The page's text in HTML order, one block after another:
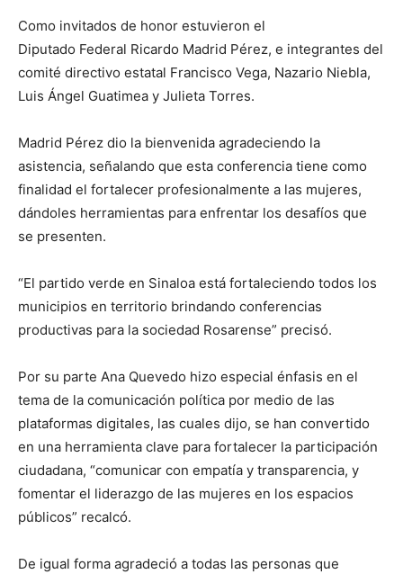
Como invitados de honor estuvieron el
Diputado Federal Ricardo Madrid Pérez, e integrantes del
comité directivo estatal Francisco Vega, Nazario Niebla,
Luis Ángel Guatimea y Julieta Torres.
Madrid Pérez dio la bienvenida agradeciendo la
asistencia, señalando que esta conferencia tiene como
finalidad el fortalecer profesionalmente a las mujeres,
dándoles herramientas para enfrentar los desafíos que
se presenten.
“El partido verde en Sinaloa está fortaleciendo todos los
municipios en territorio brindando conferencias
productivas para la sociedad Rosarense” precisó.
Por su parte Ana Quevedo hizo especial énfasis en el
tema de la comunicación política por medio de las
plataformas digitales, las cuales dijo, se han convertido
en una herramienta clave para fortalecer la participación
ciudadana, “comunicar con empatía y transparencia, y
fomentar el liderazgo de las mujeres en los espacios
públicos” recalcó.
De igual forma agradeció a todas las personas que